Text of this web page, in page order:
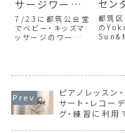
サージワーク
ショップ（セン
ター南）
7/23に都筑公会堂
でベビー・キッズマ
ッサージのワークシ
の健康促進が期待
学んでおきたい講
座です！
セン
大人
教室
専門
都筑
の
ロワッ
ニュ
ら、手
の技術
数制
丁寧に
ピアノレッスン
サート・レコー
グ・練習に利用